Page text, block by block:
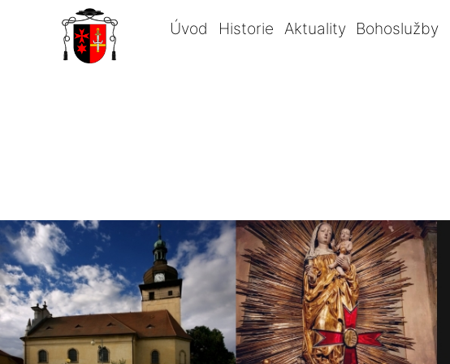
Úvod Historie Aktuality Bohoslužby